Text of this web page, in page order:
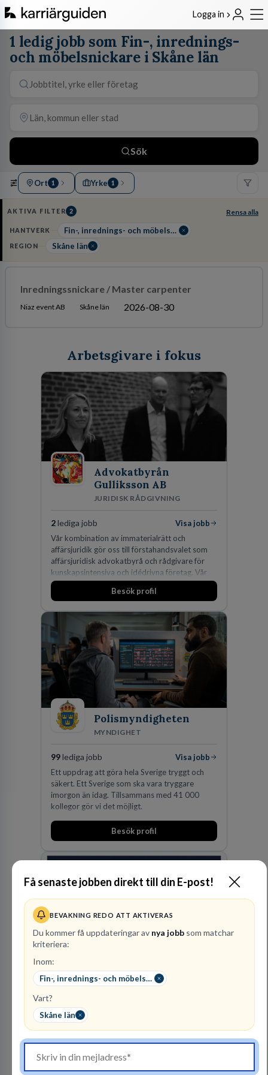
Logga in
Få senaste jobben direkt till din E-post!
BEVAKNING REDO ATT AKTIVERAS
Du kommer få uppdateringar av nya jobb som matchar
kriteriera:
Inom:
Fin-, inrednings- och möbelsnickare
Vart?
Skåne län
1 ledig jobb som Fin-, inrednings-
och möbelsnickare i Skåne län
Sök
Ort 1 Yrke 1
AKTIVA FILTER 2 Rensa alla
HANTVERK Fin-, inrednings- och möbelsnickare
REGION Skåne län
Inredningssnickare / Master carpenter
Niaz event AB Skåne län 2026-08-30
Arbetsgivare i fokus
Advokatbyrån
Gulliksson AB
JURIDISK RÅDGIVNING
2lediga jobb
Visa jobb
Vår kombination av immaterialrätt och
affärsjuridik gör oss till förstahandsvalet som
affärsjuridisk advokatbyrå och rådgivare för
kunskapsintensiva och idédrivna företag. Vår
expertis inom IP-tillgångar har gett oss en
marknadsledande position. Våra klienter väljer
skydda, utveckla och kommersialisera
företagets viktigaste tillgångar.
Besök profil
Polismyndigheten
MYNDIGHET
99lediga jobb
Visa jobb
Ett uppdrag att göra hela Sverige tryggt och
säkert. Ett Sverige som ska vara tryggare
imorgon än idag. Tillsammans med 41 000
kollegor gör vi det möjligt.
Besök profil
Piper Sweden KB
ADVOKATBYRÅER
1lediga jobb
advokatbyråer med kontor i över 40 länder i
och Oceanien. Vi är specialister inom
Besök profil